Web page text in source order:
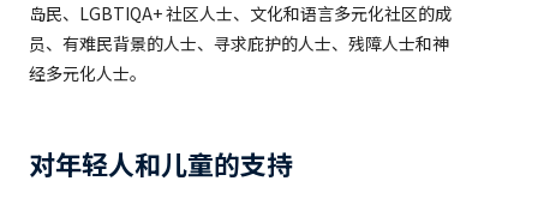
岛民、LGBTIQA+ 社区人士、文化和语言多元化社区的成
员、有难民背景的人士、寻求庇护的人士、残障人士和神
经多元化人士。
对年轻人和儿童的支持